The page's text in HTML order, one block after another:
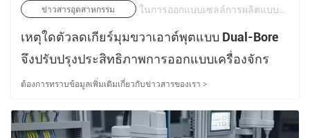
ข่าวสารอุตสาหกรรม ในการออกแบบเซลล์การผลิตแบบอัตโนมัติ หุ่นยนต์หลายแกน และสายการบรรจุความเร็วสูง วิศวกรเครื่องกลถูกบังคับให้ตัดสินการแข่งขันที่โหดร้ายระหว่างข้อจำกัดของพื้นที่และประสิทธิภาพทางจลนศาสตร์อย่างต่อเนื่อง | 20/05/2026
เหตุใดตัวลดเกียร์มุมขวาเอาต์พุตแบบ Dual-Bore
จึงปรับปรุงประสิทธิภาพการออกแบบเครื่องจักร
ต้องการทราบข้อมูลเพิ่มเติมเกี่ยวกับข่าวสารของเรา >